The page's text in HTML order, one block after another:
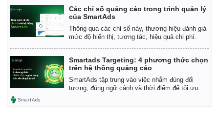
Các chỉ số quảng cáo trong trình quản lý
của SmartAds
Thông qua các chỉ số này, thương hiệu đánh giá
mức độ hiển thị, tương tác, hiệu quả chi phí.
Smartads Targeting: 4 phương thức chọn
trên hệ thống quảng cáo
SmartAds tập trung vào việc nhắm đúng đối
tượng, đúng ngữ cảnh và thời điểm để tối ưu.